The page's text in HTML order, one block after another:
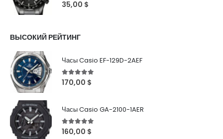
0out of 5
35,00 $
ВЫСОКИЙ РЕЙТИНГ
Часы Casio EF-129D-2AEF
5out of 5
170,00 $
Часы Casio GA-2100-1AER
5out of 5
160,00 $